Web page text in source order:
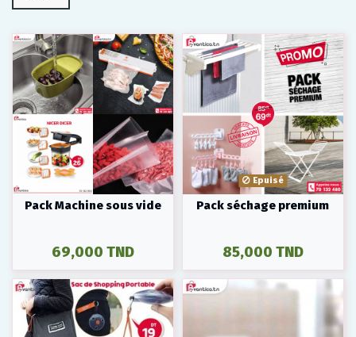
Pack Machine sous vide
69,000 TND
Epuisé
Pack séchage premium
85,000 TND